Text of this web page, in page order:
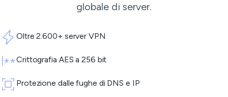
globale di server.
Oltre 2.600+ server VPN
Crittografia AES a 256 bit
Protezione dalle fughe di DNS e IP